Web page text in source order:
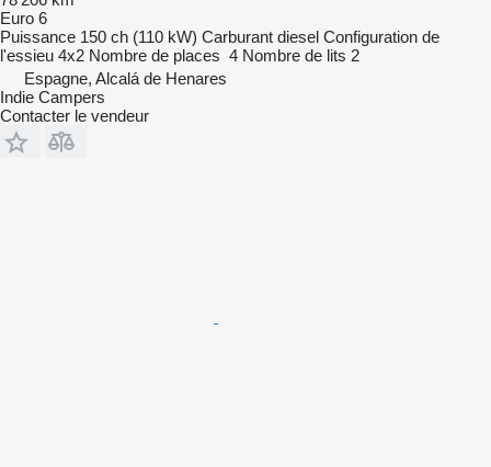
Euro 6
Puissance 150 ch (110 kW) Carburant diesel Configuration de
l'essieu 4x2 Nombre de places 4 Nombre de lits 2
Espagne, Alcalá de Henares
Indie Campers
Contacter le vendeur